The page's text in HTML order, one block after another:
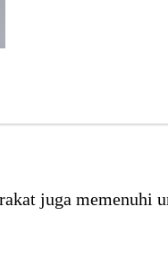
juga memenuhi